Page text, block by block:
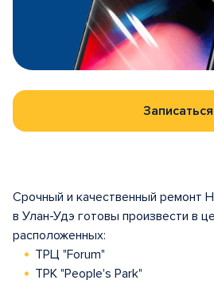
Записаться
Срочный и качественный ремонт
в Улан-Удэ готовы произвести в
расположенных:
ТРЦ "Forum"
ТРК "People's Park"